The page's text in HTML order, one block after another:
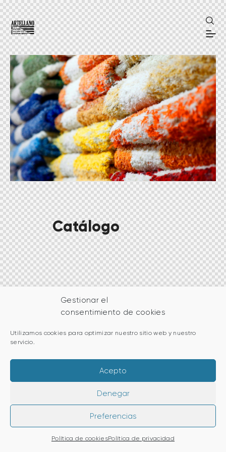
Gestionar el
consentimiento de cookies
Utilizamos cookies para optimizar nuestro sitio web y nuestro
servicio.
Acepto
Denegar
Preferencias
Política de cookiesPolítica de privacidad
Catálogo